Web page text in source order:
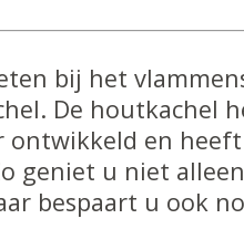
bij het
De houtkachel
ontwikkeld en
geniet u niet
bespaart u ook